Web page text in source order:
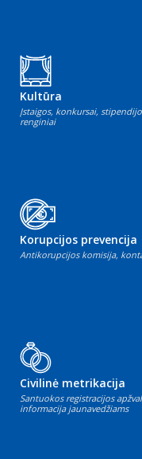
Kultūra
Įstaigos, konkursai,
renginiai
Korupcijos prevencija
Antikorupcijos komisija,
Civilinė metrikacija
Santuokos registracijos
informacija jaunavedžiams